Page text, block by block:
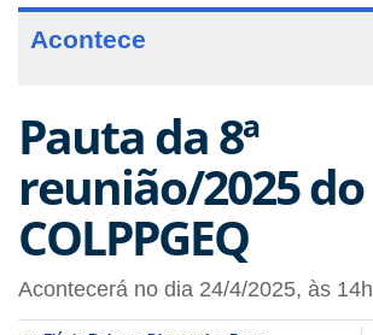
Acontece
Pauta da 8ª
reunião/2025 do
COLPPGEQ
Acontecerá no dia 24/4/2025, às 14h